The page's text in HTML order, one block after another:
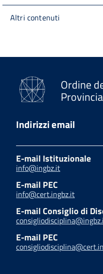
Altri contenuti
Ordine
Indirizzi email
E-mail Istituzionale
info@ingbz.it
E-mail PEC
info@cert.ingbz.it
E-mail Consiglio di
E-mail PEC